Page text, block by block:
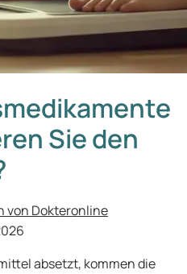
Sie den
von Dokteronline
absetzt, kommen die